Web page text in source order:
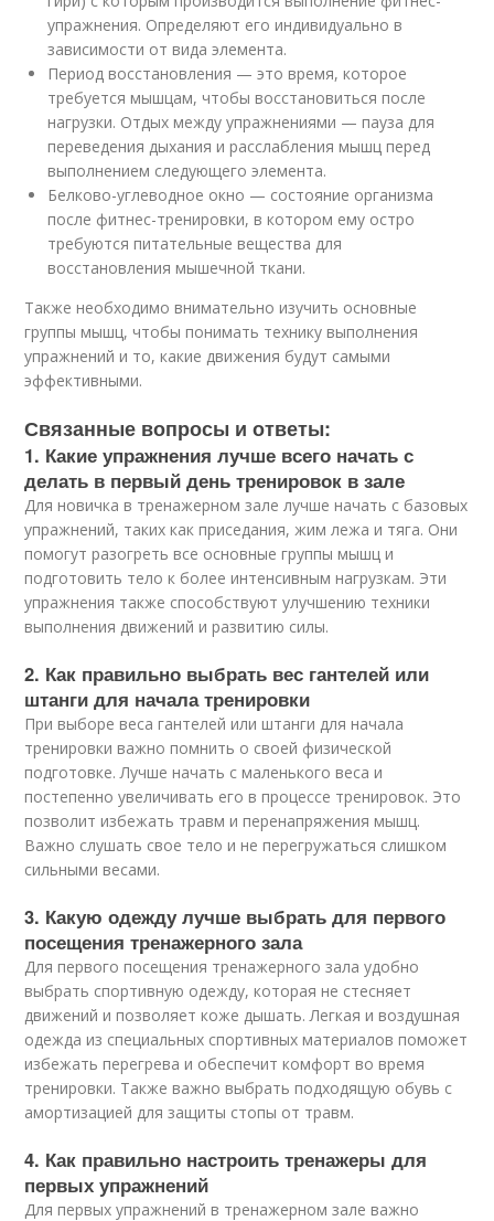
упражнения. Определяют его индивидуально в
зависимости от вида элемента.
Период восстановления — это время, которое
требуется мышцам, чтобы восстановиться после
нагрузки. Отдых между упражнениями — пауза для
переведения дыхания и расслабления мышц перед
выполнением следующего элемента.
Белково-углеводное окно — состояние организма
после фитнес-тренировки, в котором ему остро
требуются питательные вещества для
восстановления мышечной ткани.
Также необходимо внимательно изучить основные
группы мышц, чтобы понимать технику выполнения
упражнений и то, какие движения будут самыми
эффективными.
Связанные вопросы и ответы:
1. Какие упражнения лучше всего начать с
делать в первый день тренировок в зале
Для новичка в тренажерном зале лучше начать с базовых
упражнений, таких как приседания, жим лежа и тяга. Они
помогут разогреть все основные группы мышц и
подготовить тело к более интенсивным нагрузкам. Эти
упражнения также способствуют улучшению техники
выполнения движений и развитию силы.
2. Как правильно выбрать вес гантелей или
штанги для начала тренировки
При выборе веса гантелей или штанги для начала
тренировки важно помнить о своей физической
подготовке. Лучше начать с маленького веса и
постепенно увеличивать его в процессе тренировок. Это
позволит избежать травм и перенапряжения мышц.
Важно слушать свое тело и не перегружаться слишком
сильными весами.
3. Какую одежду лучше выбрать для первого
посещения тренажерного зала
Для первого посещения тренажерного зала удобно
выбрать спортивную одежду, которая не стесняет
движений и позволяет коже дышать. Легкая и воздушная
одежда из специальных спортивных материалов поможет
избежать перегрева и обеспечит комфорт во время
тренировки. Также важно выбрать подходящую обувь с
амортизацией для защиты стопы от травм.
4. Как правильно настроить тренажеры для
первых упражнений
Для первых упражнений в тренажерном зале важно